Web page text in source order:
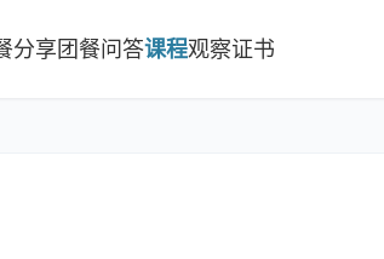
分享团餐问答课程观察证书